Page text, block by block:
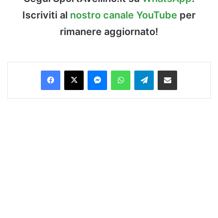
Iscriviti al nostro canale YouTube per
rimanere aggiornato!
Facebook
X MessengerWhatsAppTelegramCondividi via Email